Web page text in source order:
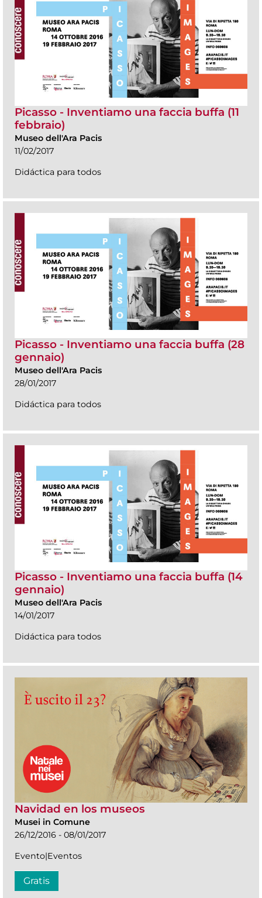
Picasso - Inventiamo una faccia buffa (11
febbraio)
Museo dell'Ara Pacis
11/02/2017
Didáctica para todos
Picasso - Inventiamo una faccia buffa (28
gennaio)
Museo dell'Ara Pacis
28/01/2017
Didáctica para todos
Picasso - Inventiamo una faccia buffa (14
gennaio)
Museo dell'Ara Pacis
14/01/2017
Didáctica para todos
Navidad en los museos
Musei in Comune
26/12/2016 - 08/01/2017
Evento|Eventos
Gratis